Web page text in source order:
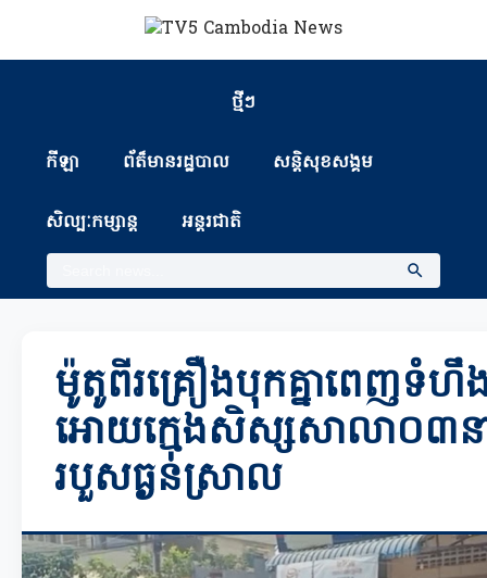
ថ្មីៗ
កីឡា ព័ត៏មានរដ្ឋបាល សន្តិសុខសង្គម
សិល្បៈកម្សាន្ត អន្តរជាតិ
ម៉ូតូពីរគ្រឿងបុកគ្នាពេញទំ
អោយក្មេងសិស្សសាលា០៣ន
របួសធ្ងន់ស្រាល